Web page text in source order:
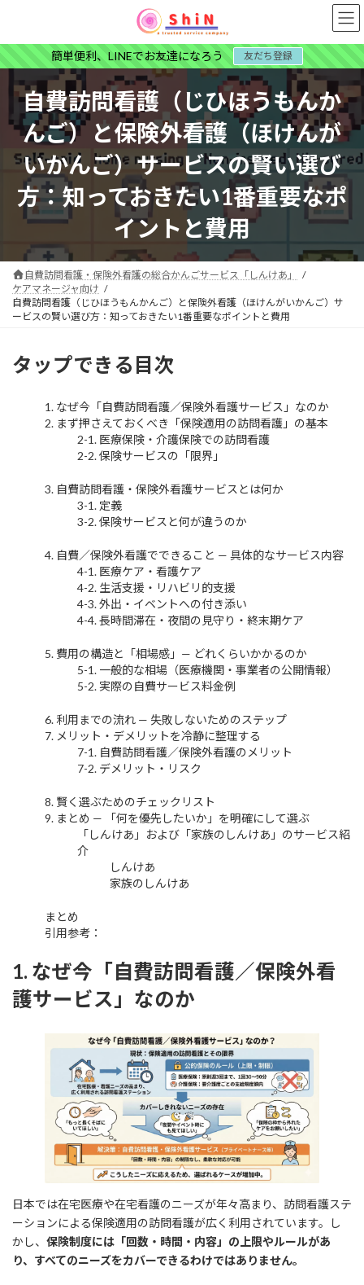
ツ
キ
シ
に
簡単便利、LINEでお友達になろう 友だち登録
自費訪問看護（じひほうもんか
んご）と保険外看護（ほけんが
いかんご）サービスの賢い選び
方：知っておきたい1番重要なポ
イントと費用
自費訪問看護・保険外看護の総合かんごサービス「しんけあ」
ケアマネージャ向け
自費訪問看護（じひほうもんかんご）と保険外看護（ほけんがいかんご）サ
ービスの賢い選び方：知っておきたい1番重要なポイントと費用
タップできる目次
1. なぜ今「自費訪問看護／保険外看護サービス」なのか
2. まず押さえておくべき「保険適用の訪問看護」の基本
2-1. 医療保険・介護保険での訪問看護
2-2. 保険サービスの「限界」
3. 自費訪問看護・保険外看護サービスとは何か
3-1. 定義
3-2. 保険サービスと何が違うのか
4. 自費／保険外看護でできること — 具体的なサービス内容
4-1. 医療ケア・看護ケア
4-2. 生活支援・リハビリ的支援
4-3. 外出・イベントへの付き添い
4-4. 長時間滞在・夜間の見守り・終末期ケア
5. 費用の構造と「相場感」— どれくらいかかるのか
5-1. 一般的な相場（医療機関・事業者の公開情報）
5-2. 実際の自費サービス料金例
6. 利用までの流れ — 失敗しないためのステップ
7. メリット・デメリットを冷静に整理する
7-1. 自費訪問看護／保険外看護のメリット
7-2. デメリット・リスク
8. 賢く選ぶためのチェックリスト
9. まとめ — 「何を優先したいか」を明確にして選ぶ
「しんけあ」および「家族のしんけあ」のサービス紹
介
しんけあ
家族のしんけあ
まとめ
引用参考：
1. なぜ今「自費訪問看護／保険外看
護サービス」なのか
日本では在宅医療や在宅看護のニーズが年々高まり、訪問看護ステ
ーションによる保険適用の訪問看護が広く利用されています。し
かし、 保険制度には「回数・時間・内容」の上限やルールがあ
り、すべてのニーズをカバーできるわけではありません。